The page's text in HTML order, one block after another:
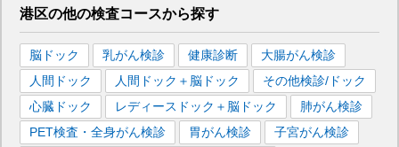
港区の他の検査コースから探す
脳ドック 乳がん検診 健康診断
大腸がん検診
人間ドック
人間ドック＋脳ドック
その他検診/ドック
心臓ドック
レディースドック＋脳ドック
肺がん検診
PET検査・全身がん検診
胃がん検診
子宮がん検診